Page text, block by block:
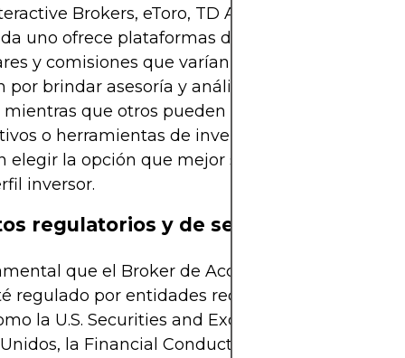
Brokers, eToro, TD Ameritrade o Saxo
uno ofrece plataformas de trading con
y comisiones que varían según el servicio.
por brindar asesoría y análisis de mercados en
que otros pueden ofrecer costos
o herramientas de inversión social. Estos
elegir la opción que mejor se adapte a tus
inversor.
regulatorios y de seguridad
que el Broker de Acciones
regulado por entidades reconocidas en el país
la U.S. Securities and Exchange Commission
la Financial Conduct Authority (FCA) en